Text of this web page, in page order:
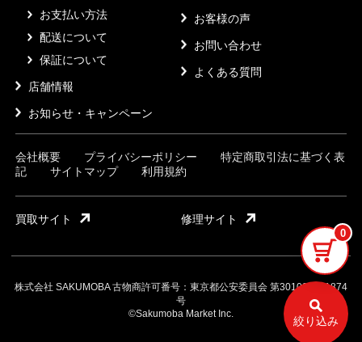
0
絞り込み
お支払い方法
配送について
保証について
店舗情報
お知らせ・キャンペーン
お客様の声
お問い合わせ
よくある質問
会社概要 プライバシーポリシー
特定商取引法に基づく表
記
サイトマップ 利用規約
買取サイト 修理サイト
株式会社 SAKUMOBA 古物商許可番号：東京都公安委員会 第301032121874
号
©Sakumoba Market Inc.